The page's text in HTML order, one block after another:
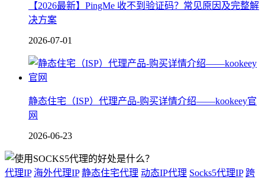
【2026最新】PingMe 收不到验证码？常见原因及完整解
决方案
2026-07-01
静态住宅（ISP）代理产品-购买详情介绍——kookeey官
网
2026-06-23
代理IP 海外代理IP 静态住宅代理 动态IP代理 Socks5代理IP 跨